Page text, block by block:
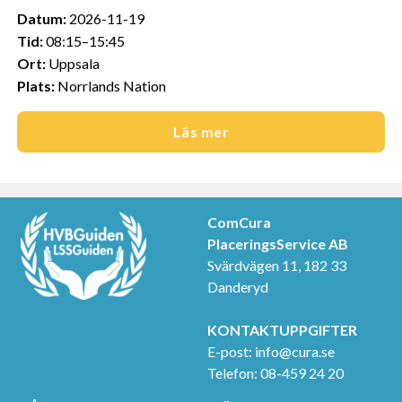
information från din enhet till de sociala medier och
annons- och analysföretag som vi samarbetar med.
Dessa kan i sin tur kombinera informationen med annan
information som du har tillhandahållit eller som de har
och annonserna till användarna, tillhandahålla funktioner
för sociala medier och analysera vår trafik. Vi
vidarebefordrar även sådana identifierare och annan
information från din enhet till de sociala medier och
Dessa kan i sin tur kombinera informationen med annan
information som du har tillhandahållit eller som de har
samlat in när du har använt deras tjänster.
Datum:2026-11-19
Tid:08:15–15:45
Ort:Uppsala
Plats:Norrlands Nation
Läs mer
ComCura
PlaceringsService AB
Svärdvägen 11, 182 33
Danderyd
KONTAKTUPPGIFTER
E-post: info@cura.se
Telefon: 08-459 24 20